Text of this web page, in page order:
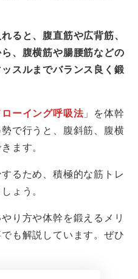
ると、腹直筋や広背筋、
、腹横筋や腸腰筋などの
スルまでバランス良く鍛
ローイング呼吸法」を体幹
で行うと、腹斜筋、腹横
ます。
るため、積極的な筋トレ
ょう。
り方や体幹を鍛えるメリ
も解説しています。ぜひ